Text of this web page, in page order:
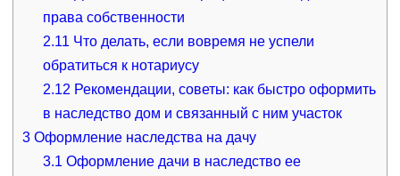
права собственности
2.11 Что делать, если вовремя не успели
обратиться к нотариусу
2.12 Рекомендации, советы: как быстро оформить
в наследство дом и связанный с ним участок
3Оформление наследства на дачу
3.1 Оформление дачи в наследство ее